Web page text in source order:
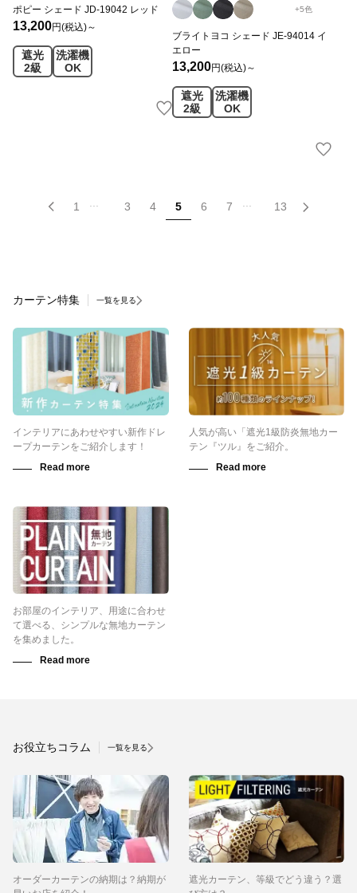
ポピー シェード JD-19042 レッド
13,200円(税込)～
遮光
2級
洗濯機
OK
+5色
ブライトヨコ シェード JE-94014 イ
エロー
13,200円(税込)～
遮光
2級
洗濯機
OK
1 3 4 5 6 7 13
カーテン特集 一覧を見る
インテリアにあわせやすい新作ドレ
ープカーテンをご紹介します！
人気が高い「遮光1級防炎無地カー
テン『ツル』をご紹介。
お部屋のインテリア、用途に合わせ
て選べる、シンプルな無地カーテン
を集めました。
お役立ちコラム 一覧を見る
オーダーカーテンの納期は？納期が
遮光カーテン、等級でどう違う？選